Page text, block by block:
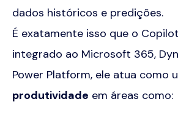
dados históricos e predições.
É exatamente isso que o
integrado ao Microsoft 365,
Power Platform, ele atua como
produtividade em áreas como: